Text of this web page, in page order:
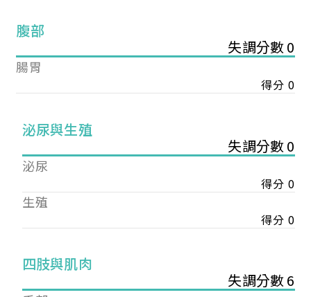
腹部
失調分數 0
腸胃
得分 0
泌尿與生殖
失調分數 0
泌尿
得分 0
生殖
得分 0
四肢與肌肉
失調分數 6
您已成功送出會員申請
您好，您的會員申請，已成功送出，經本協會理事